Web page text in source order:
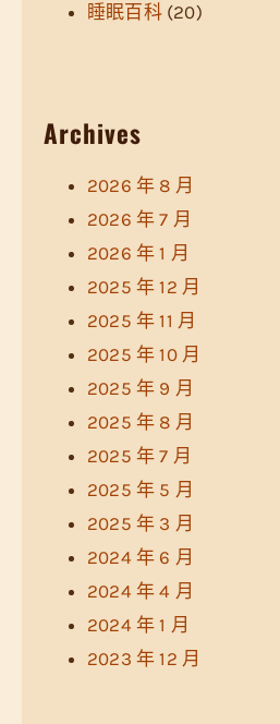
睡眠百科(20)
Archives
2026 年 8 月
2026 年 7 月
2026 年 1 月
2025 年 12 月
2025 年 11 月
2025 年 10 月
2025 年 9 月
2025 年 8 月
2025 年 7 月
2025 年 5 月
2025 年 3 月
2024 年 6 月
2024 年 4 月
2024 年 1 月
2023 年 12 月